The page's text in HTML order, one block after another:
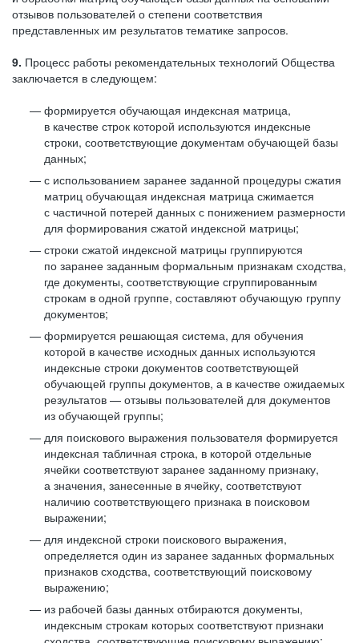
отзывов пользователей о степени соответствия
представленных им результатов тематике запросов.
9. Процесс работы рекомендательных технологий Общества
заключается в следующем:
формируется обучающая индексная матрица,
в качестве строк которой используются индексные
строки, соответствующие документам обучающей базы
данных;
с использованием заранее заданной процедуры сжатия
матриц обучающая индексная матрица сжимается
с частичной потерей данных с понижением размерности
для формирования сжатой индексной матрицы;
строки сжатой индексной матрицы группируются
по заранее заданным формальным признакам сходства,
где документы, соответствующие сгруппированным
строкам в одной группе, составляют обучающую группу
документов;
формируется решающая система, для обучения
которой в качестве исходных данных используются
индексные строки документов соответствующей
обучающей группы документов, а в качестве ожидаемых
результатов — отзывы пользователей для документов
из обучающей группы;
для поискового выражения пользователя формируется
индексная табличная строка, в которой отдельные
ячейки соответствуют заранее заданному признаку,
а значения, занесенные в ячейку, соответствуют
наличию соответствующего признака в поисковом
выражении;
для индексной строки поискового выражения,
определяется один из заранее заданных формальных
признаков сходства, соответствующий поисковому
выражению;
из рабочей базы данных отбираются документы,
индексным строкам которых соответствуют признаки